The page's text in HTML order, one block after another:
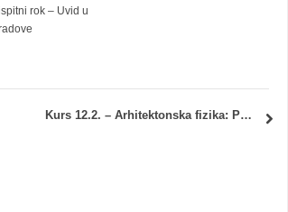
rok – Uvid u
Kurs 12.2. – Arhitektonska fizika: Potpisivanje zapisnika i uvid u potfolio